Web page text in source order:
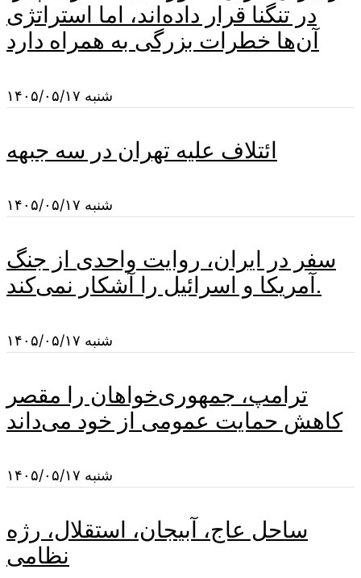
در تنگنا قرار داده‌اند، اما استراتژی
آن‌ها خطرات بزرگی به همراه دارد
شنبه ۱۴۰۵/۰۵/۱۷
ائتلاف علیه تهران در سه جبهه
شنبه ۱۴۰۵/۰۵/۱۷
سفر در ایران، روایت واحدی از جنگ
آمریکا و اسرائیل را آشکار نمی‌کند.
شنبه ۱۴۰۵/۰۵/۱۷
ترامپ، جمهوری‌خواهان را مقصر
کاهش حمایت عمومی از خود می‌داند
شنبه ۱۴۰۵/۰۵/۱۷
ساحل عاج، آبیجان، استقلال، رژه
نظامی